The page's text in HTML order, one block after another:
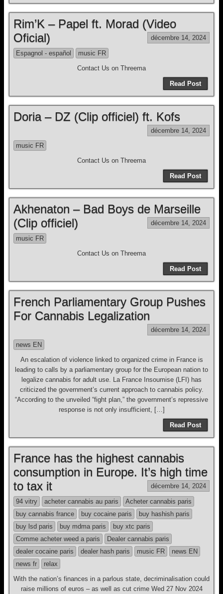
Rim’K – Papel ft. Morad (Video
Oficial)
décembre 14, 2024
Espagnol - español
music FR
Contact Us on Threema
Read Post
Doria – DZ (Clip officiel) ft. Kofs
décembre 14, 2024
music FR
Contact Us on Threema
Read Post
Akhenaton – Bad Boys de Marseille
(Clip officiel)
décembre 14, 2024
music FR
Contact Us on Threema
Read Post
French Parliamentary Group Pushes
For Cannabis Legalization
décembre 14, 2024
news EN
An escalation of violence linked to organized crime in France is
leading to calls by a parliamentary group for the European nation to
legalize cannabis for adult use. La France Insoumise (LFI) has
criticized the government’s current approach to cannabis policy.
“According to the unveiled “fight plan,” the government’s repressive
response is not only insufficient, […]
Read Post
France has the highest cannabis
consumption in Europe. It’s high time
to tax it
décembre 14, 2024
94 vitry acheter cannabis au paris
Acheter cannabis paris
buy cannabis france
buy cocaine paris
buy hashish paris
buy lsd paris
buy mdma paris
buy xtc paris
Comme acheter weed a paris
Dealer cannabis paris
dealer cocaine paris
dealer hash paris music FR
news EN
news fr
relax
With the nation’s finances in a parlous state, decriminalisation could
raise millions of euros – as well as cut crime Wed 27 Nov 2024